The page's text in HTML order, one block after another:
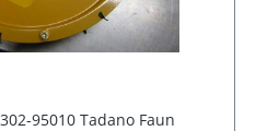
95010 Tadano Faun